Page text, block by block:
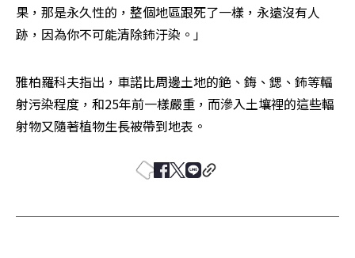
果，那是永久性的，整個地區跟死了一樣，永遠沒有人
跡，因為你不可能清除鈽汙染。」
雅柏羅科夫指出，車諾比周邊土地的銫、鋂、鍶、鈽等輻
射污染程度，和25年前一樣嚴重，而滲入土壤裡的這些輻
射物又隨著植物生長被帶到地表。